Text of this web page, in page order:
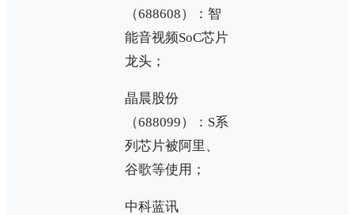
（688608）：智
能音视频SoC芯片
龙头；
晶晨股份
（688099）：S系
列芯片被阿里、
谷歌等使用；
中科蓝讯